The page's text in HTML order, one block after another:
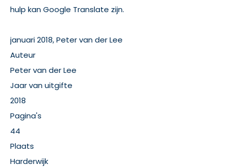
hulp kan Google Translate zijn.
januari 2018, Peter van der Lee
Auteur
Peter van der Lee
Jaar van uitgifte
2018
Pagina's
44
Plaats
Harderwijk